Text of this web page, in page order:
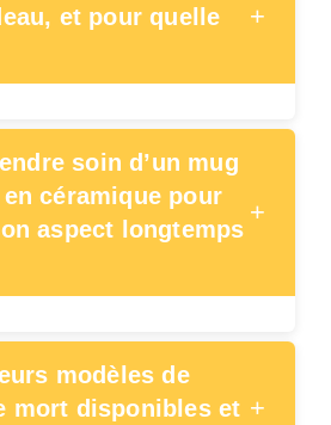
et pour quelle
+
soin d’un mug
céramique pour
aspect longtemps
+
modèles de
mort disponibles et +